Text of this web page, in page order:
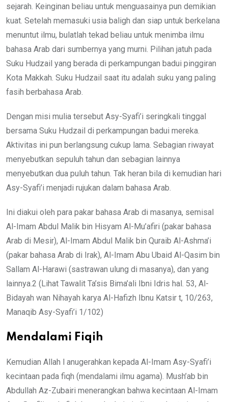
sejarah. Keinginan beliau untuk menguasainya pun demikian
kuat. Setelah memasuki usia baligh dan siap untuk berkelana
menuntut ilmu, bulatlah tekad beliau untuk menimba ilmu
bahasa Arab dari sumbernya yang murni. Pilihan jatuh pada
Suku Hudzail yang berada di perkampungan badui pinggiran
Kota Makkah. Suku Hudzail saat itu adalah suku yang paling
fasih berbahasa Arab.
Dengan misi mulia tersebut Asy-Syafi’i seringkali tinggal
bersama Suku Hudzail di perkampungan badui mereka.
Aktivitas ini pun berlangsung cukup lama. Sebagian riwayat
menyebutkan sepuluh tahun dan sebagian lainnya
menyebutkan dua puluh tahun. Tak heran bila di kemudian hari
Asy-Syafi’i menjadi rujukan dalam bahasa Arab.
Ini diakui oleh para pakar bahasa Arab di masanya, semisal
Al-Imam Abdul Malik bin Hisyam Al-Mu’afiri (pakar bahasa
Arab di Mesir), Al-Imam Abdul Malik bin Quraib Al-Ashma’i
(pakar bahasa Arab di Irak), Al-Imam Abu Ubaid Al-Qasim bin
Sallam Al-Harawi (sastrawan ulung di masanya), dan yang
lainnya.2 (Lihat Tawalit Ta’sis Bima’ali Ibni Idris hal. 53, Al-
Bidayah wan Nihayah karya Al-Hafizh Ibnu Katsir t, 10/263,
Manaqib Asy-Syafi’i 1/102)
Mendalami Fiqih
Kemudian Allah l anugerahkan kepada Al-Imam Asy-Syafi’i
kecintaan pada fiqh (mendalami ilmu agama). Mush’ab bin
Abdullah Az-Zubairi menerangkan bahwa kecintaan Al-Imam